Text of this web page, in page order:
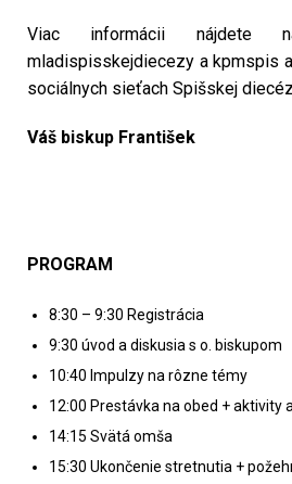
Viac informácii nájdete
mladispisskejdiecezy a kpmspis
sociálnych sieťach Spišskej
Váš biskup František
PROGRAM
8:30 – 9:30 Registrácia
9:30 úvod a diskusia s o. biskupom
10:40 Impulzy na rôzne témy
12:00 Prestávka na obed + aktivity
14:15 Svätá omša
15:30 Ukončenie stretnutia +